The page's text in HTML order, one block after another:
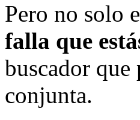
Pero no solo
falla que
buscador
conjunta.